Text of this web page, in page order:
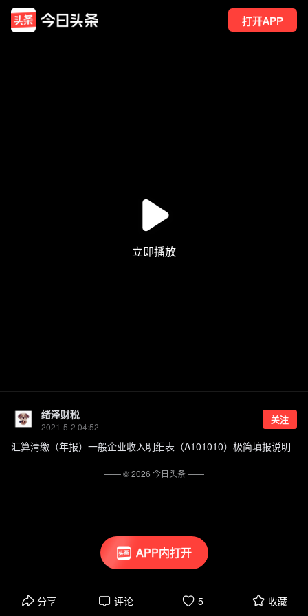
打开APP
APP内打开
绪泽财税
2021-5-2 04:52
关注
汇算清缴（年报）一般企业收入明细表（A101010）极简填报说明
分享 评论 5 收藏
—— ©2026 今日头条——